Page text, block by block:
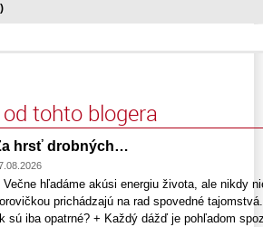
tohto blogera
hrsť drobných…
Večne hľadáme akúsi energiu života, ale nikdy
prichádzajú na rad spovedné
sú iba opatrné? + Každý dážď je pohľadom